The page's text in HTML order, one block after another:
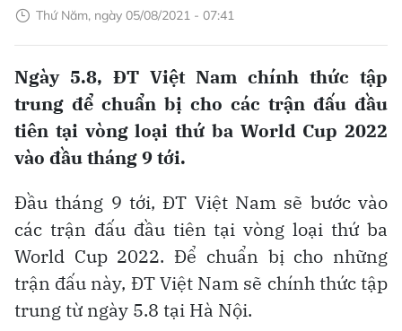
Thứ Năm, ngày 05/08/2021 - 07:41
Ngày 5.8, ĐT Việt Nam chính thức tập
trung để chuẩn bị cho các trận đấu đầu
tiên tại vòng loại thứ ba World Cup 2022
vào đầu tháng 9 tới.
Đầu tháng 9 tới, ĐT Việt Nam sẽ bước vào
các trận đấu đầu tiên tại vòng loại thứ ba
World Cup 2022. Để chuẩn bị cho những
trận đấu này, ĐT Việt Nam sẽ chính thức tập
trung từ ngày 5.8 tại Hà Nội.